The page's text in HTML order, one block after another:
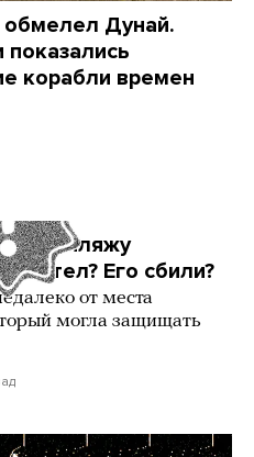
обмелел Дунай.
показались
корабли времен
по пляжу
летел? Его сбили?
от места
могла защищать